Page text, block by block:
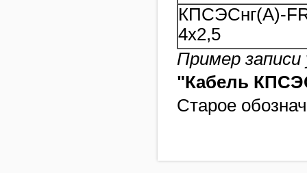
КПСЭСнг(A)-
4х2,5
Пример записи
"Кабель
Старое